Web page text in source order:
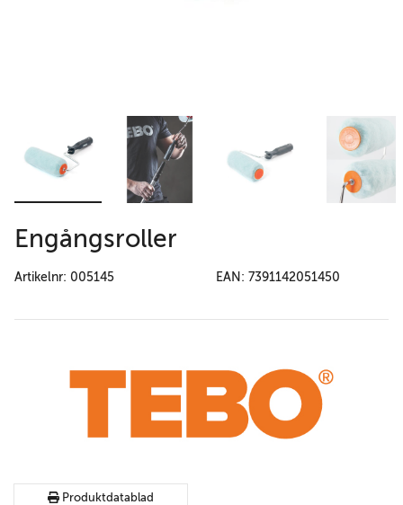
Engångsroller
Artikelnr: 005145 EAN: 7391142051450
Produktdatablad